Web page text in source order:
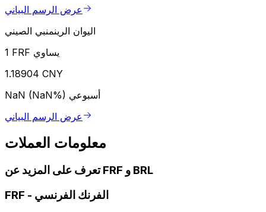
عرض الرسم البياني
اليوان الرينمنبي الصيني
1 FRF يساوي
1.18904 CNY
NaN (NaN%) أسبوعي
عرض الرسم البياني
معلومات العملات
تعرف على المزيد عن FRF و BRL
FRF - الفرنك الفرنسي